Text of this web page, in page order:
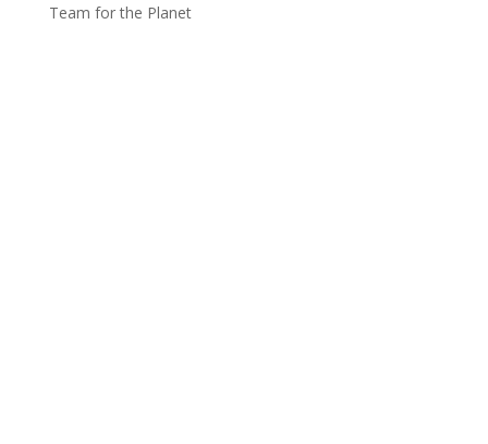
Team for the Planet